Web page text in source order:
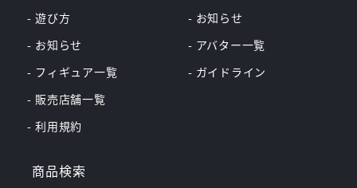
- 遊び方
- お知らせ
- フィギュア一覧
- 販売店舗一覧
- 利用規約
- お知らせ
- アバター一覧
- ガイドライン
商品検索